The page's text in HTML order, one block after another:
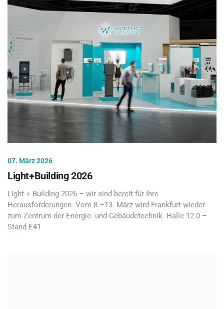
07. März 2026
Light+Building 2026
Light + Building 2026 – wir sind bereit für Ihre
Herausforderungen. Vom 8.–13. März wird Frankfurt wieder
zum Zentrum der Energie- und Gebäudetechnik. Halle 12.0 –
Stand E41